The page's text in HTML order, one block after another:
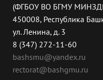
(ФГБОУ ВО БГМУ
450008, Республика
ул. Ленина, д. 3
8 (347) 272-11-60
bashsmu@yandex.ru
rectorat@bashgmu.ru